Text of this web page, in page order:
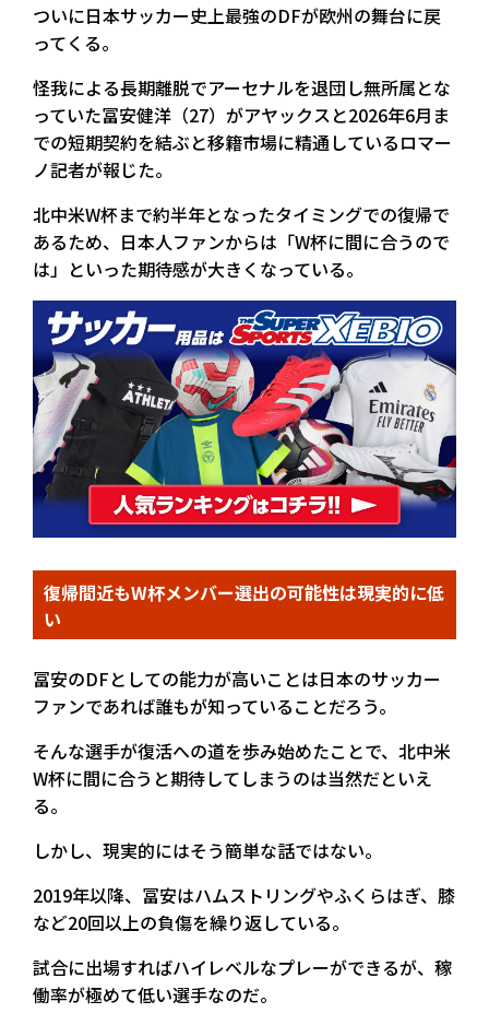
ついに日本サッカー史上最強のDFが欧州の舞台に戻
ってくる。
怪我による長期離脱でアーセナルを退団し無所属とな
っていた冨安健洋（27）がアヤックスと2026年6月ま
での短期契約を結ぶと移籍市場に精通しているロマー
ノ記者が報じた。
北中米W杯まで約半年となったタイミングでの復帰で
あるため、日本人ファンからは「W杯に間に合うので
は」といった期待感が大きくなっている。
復帰間近もW杯メンバー選出の可能性は現実的に低
い
冨安のDFとしての能力が高いことは日本のサッカー
ファンであれば誰もが知っていることだろう。
そんな選手が復活への道を歩み始めたことで、北中米
W杯に間に合うと期待してしまうのは当然だといえ
る。
しかし、現実的にはそう簡単な話ではない。
2019年以降、冨安はハムストリングやふくらはぎ、膝
など20回以上の負傷を繰り返している。
試合に出場すればハイレベルなプレーができるが、稼
働率が極めて低い選手なのだ。